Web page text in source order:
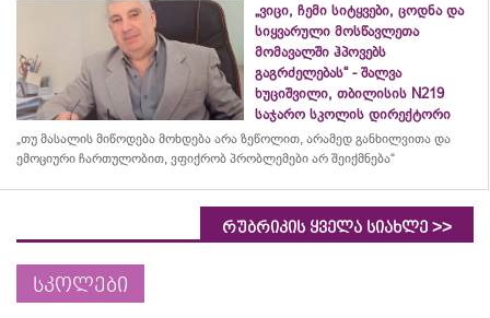
„ვიცი, ჩემი სიტყვები, ცოდნა და
სიყვარული მოსწავლეთა
მომავალში ჰპოვებს
გაგრძელებას“ - შალვა
ხუციშვილი, თბილისის N219
საჯარო სკოლის დირექტორი
„თუ მასალის მიწოდება მოხდება არა ზეწოლით, არამედ განხილვითა და
ემოციური ჩართულობით, ვფიქრობ პრობლემები არ შეიქმნება“
რუბრიკის ყველა სიახლე >>
სკოლები